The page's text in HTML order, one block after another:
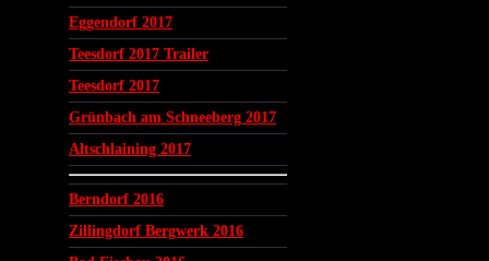
Eggendorf 2017
Teesdorf 2017 Trailer
Teesdorf 2017
Grünbach am Schneeberg 2017
Altschlaining 2017
Berndorf 2016
Zillingdorf Bergwerk 2016